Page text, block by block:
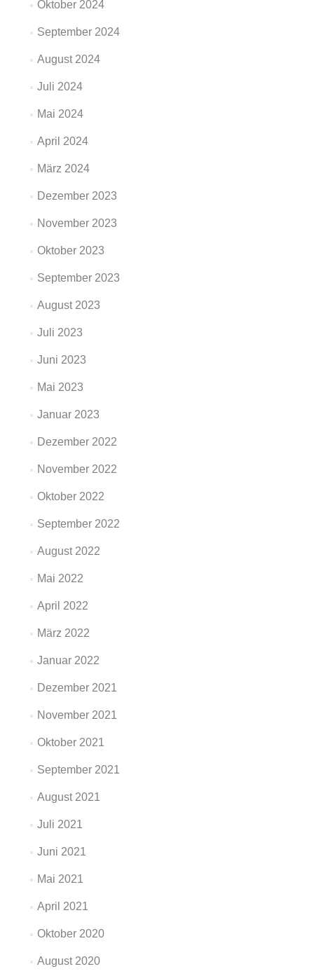
Oktober 2024
September 2024
August 2024
Juli 2024
Mai 2024
April 2024
März 2024
Dezember 2023
November 2023
Oktober 2023
September 2023
August 2023
Juli 2023
Juni 2023
Mai 2023
Januar 2023
Dezember 2022
November 2022
Oktober 2022
September 2022
August 2022
Mai 2022
April 2022
März 2022
Januar 2022
Dezember 2021
November 2021
Oktober 2021
September 2021
August 2021
Juli 2021
Juni 2021
Mai 2021
April 2021
Oktober 2020
August 2020